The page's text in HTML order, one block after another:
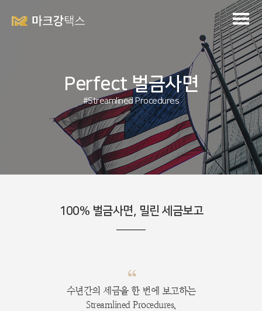
Perfect 벌금사면
#Streamlined Procedures
100% 벌금사면, 밀린 세금보고
“
수년간의 세금을 한 번에 보고하는
Streamlined Procedures,